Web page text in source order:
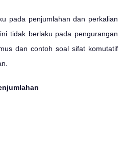
pada penjumlahan dan perkalian
tidak berlaku pada pengurangan
dan contoh soal sifat komutatif